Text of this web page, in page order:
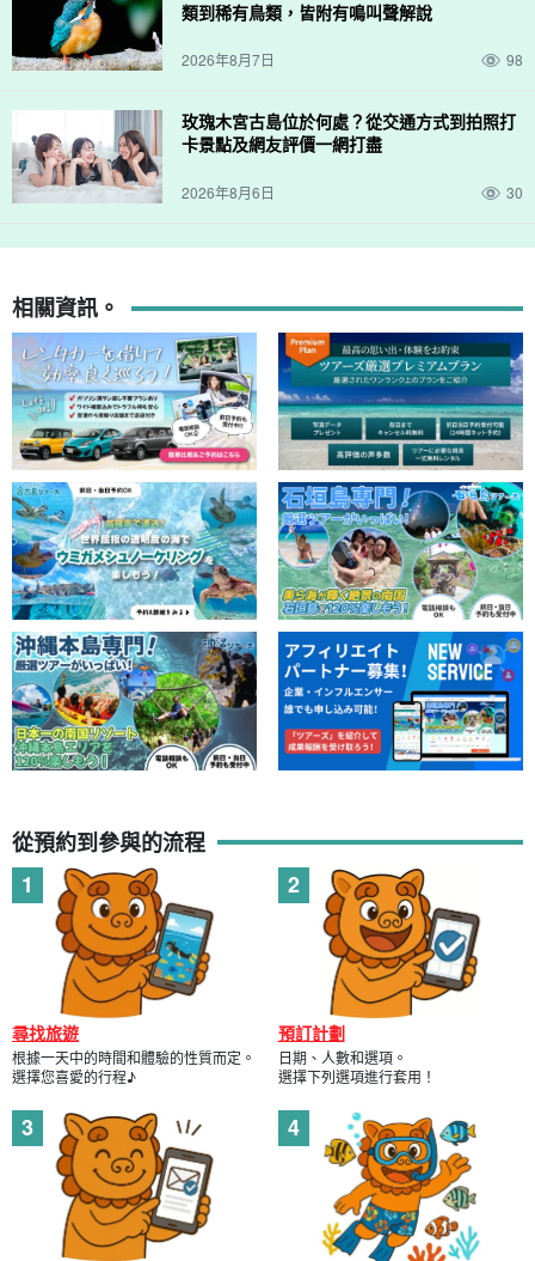
類到稀有鳥類，皆附有鳴叫聲解說
2026年8月7日 98
玫瑰木宮古島位於何處？從交通方式到拍照打
卡景點及網友評價一網打盡
2026年8月6日 30
相關資訊。
從預約到參與的流程
尋找旅遊
根據一天中的時間和體驗的性質而定。
選擇您喜愛的行程♪
預訂計劃
日期、人數和選項。
選擇下列選項進行套用！